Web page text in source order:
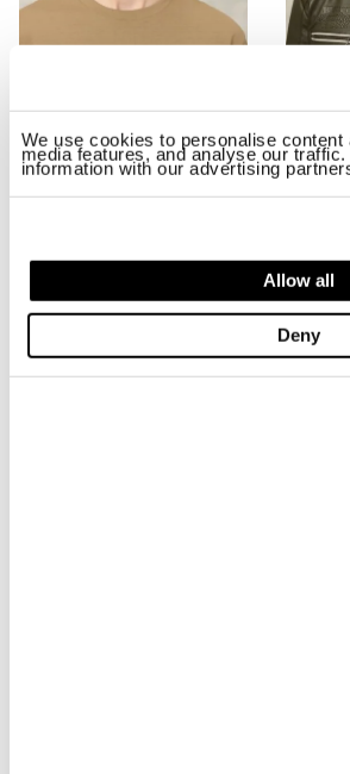
We use cookies to personalise
media features, and analyse our
information with our advertising
Allow all
Deny
BASEBALLKAPPE DENIM LANGDON
$ 80.00 $ 48.00
$ 80.00